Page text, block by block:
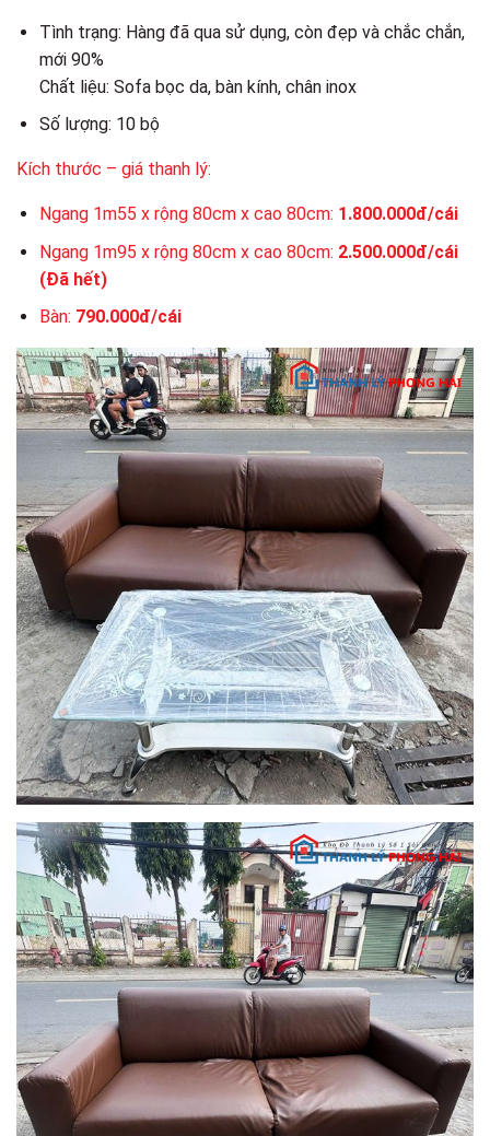
Tình trạng: Hàng đã qua sử dụng, còn đẹp và chắc chắn,
mới 90%
Chất liệu: Sofa bọc da, bàn kính, chân inox
Số lượng: 10 bộ
Kích thước – giá thanh lý:
Ngang 1m55 x rộng 80cm x cao 80cm: 1.800.000đ/cái
Ngang 1m95 x rộng 80cm x cao 80cm: 2.500.000đ/cái
(Đã hết)
Bàn: 790.000đ/cái